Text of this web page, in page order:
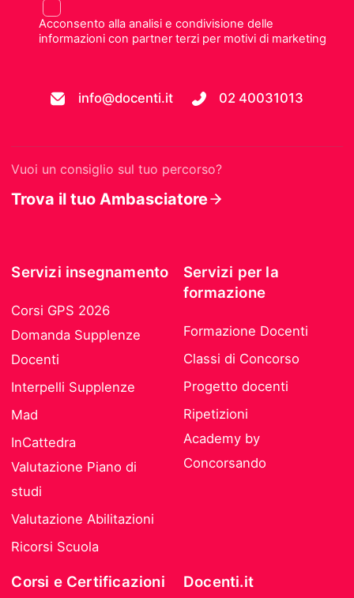
Acconsento alla analisi e condivisione delle
informazioni con partner terzi per motivi di marketing
info@docenti.it 02 40031013
Vuoi un consiglio sul tuo percorso?
Trova il tuo Ambasciatore
Servizi insegnamento
Corsi GPS 2026
Domanda Supplenze
Docenti
Interpelli Supplenze
Mad
InCattedra
Valutazione Piano di
studi
Valutazione Abilitazioni
Ricorsi Scuola
Servizi per la
formazione
Formazione Docenti
Classi di Concorso
Progetto docenti
Ripetizioni
Academy by
Concorsando
Corsi e Certificazioni Docenti.it